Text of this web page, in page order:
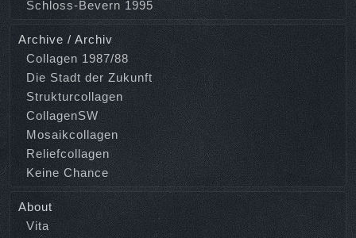
Schloss-Bevern 1995
Archive / Archiv
Collagen 1987/88
Die Stadt der Zukunft
Strukturcollagen
CollagenSW
Mosaikcollagen
Reliefcollagen
Keine Chance
About
Vita